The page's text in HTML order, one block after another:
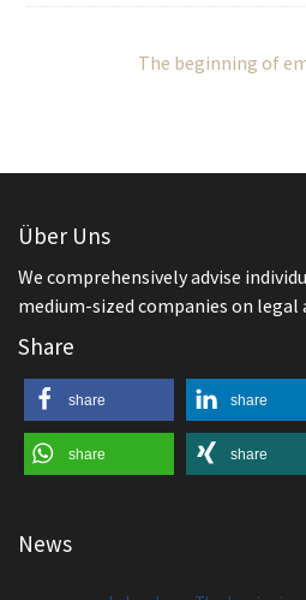
The beginning of
Über Uns
We comprehensively advise
medium-sized companies on legal
Share
share share
share share
News